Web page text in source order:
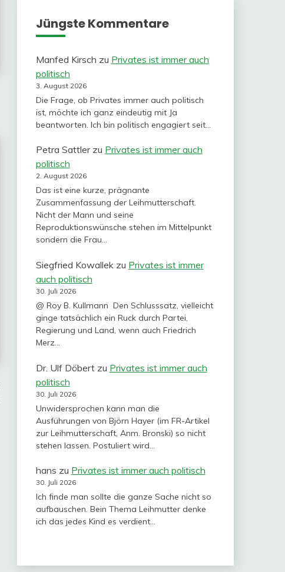
Jüngste Kommentare
Manfed Kirsch zu Privates ist immer auch
politisch
3. August 2026
Die Frage, ob Privates immer auch politisch
ist, möchte ich ganz eindeutig mit Ja
beantworten. Ich bin politisch engagiert seit…
Petra Sattlerzu Privates ist immer auch
politisch
2. August 2026
Das ist eine kurze, prägnante
Zusammenfassung der Leihmutterschaft.
Nicht der Mann und seine
Reproduktionswünsche stehen im Mittelpunkt
sondern die Frau…
Siegfried Kowallekzu Privates ist immer
auch politisch
30. Juli 2026
@ Roy B. Kullmann Den Schlusssatz, vielleicht
ginge tatsächlich ein Ruck durch Partei,
Regierung und Land, wenn auch Friedrich
Merz…
Dr. Ulf Döbertzu Privates ist immer auch
politisch
30. Juli 2026
Unwidersprochen kann man die
Ausführungen von Björn Hayer (im FR-Artikel
zur Leihmutterschaft, Anm. Bronski) so nicht
stehen lassen. Postuliert wird…
hans zu Privates ist immer auch politisch
30. Juli 2026
Ich finde man sollte die ganze Sache nicht so
aufbauschen. Bein Thema Leihmutter denke
ich das jedes Kind es verdient…